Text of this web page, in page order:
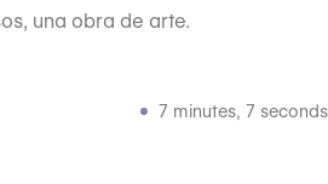
una obra de arte.
7 minutes, 7 seconds